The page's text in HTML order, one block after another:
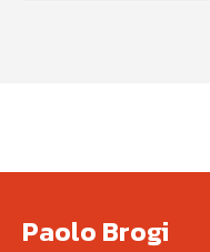
Paolo Brogi